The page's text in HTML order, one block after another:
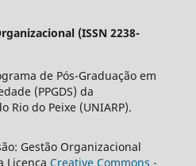
(ISSN 2238-
de Pós-Graduação em
(PPGDS) da
Rio do Peixe (UNIARP).
Gestão Organizacional
Licença Creative Commons -